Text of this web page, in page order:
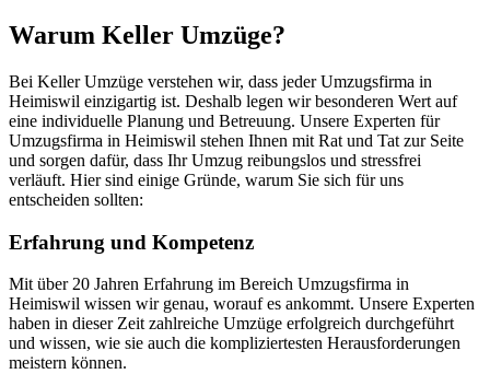
Warum Keller Umzüge?
Bei Keller Umzüge verstehen wir, dass jeder Umzugsfirma in
Heimiswil einzigartig ist. Deshalb legen wir besonderen Wert auf
eine individuelle Planung und Betreuung. Unsere Experten für
Umzugsfirma in Heimiswil stehen Ihnen mit Rat und Tat zur Seite
und sorgen dafür, dass Ihr Umzug reibungslos und stressfrei
verläuft. Hier sind einige Gründe, warum Sie sich für uns
entscheiden sollten:
Erfahrung und Kompetenz
Mit über 20 Jahren Erfahrung im Bereich Umzugsfirma in
Heimiswil wissen wir genau, worauf es ankommt. Unsere Experten
haben in dieser Zeit zahlreiche Umzüge erfolgreich durchgeführt
und wissen, wie sie auch die kompliziertesten Herausforderungen
meistern können.